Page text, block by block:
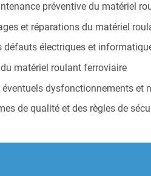
préventive du matériel
et réparations du matériel
défauts électriques et
matériel roulant ferroviaire
dysfonctionnements
de qualité et des règles de